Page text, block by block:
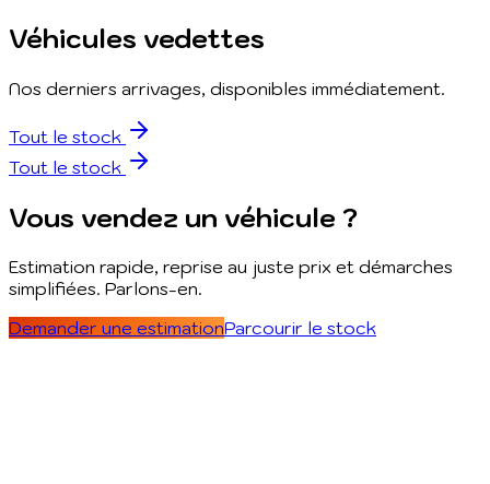
Véhicules vedettes
Nos derniers arrivages, disponibles immédiatement.
Tout le stock
Tout le stock
Vous vendez un véhicule ?
Estimation rapide, reprise au juste prix et démarches
simplifiées. Parlons-en.
Demander une estimationParcourir le stock